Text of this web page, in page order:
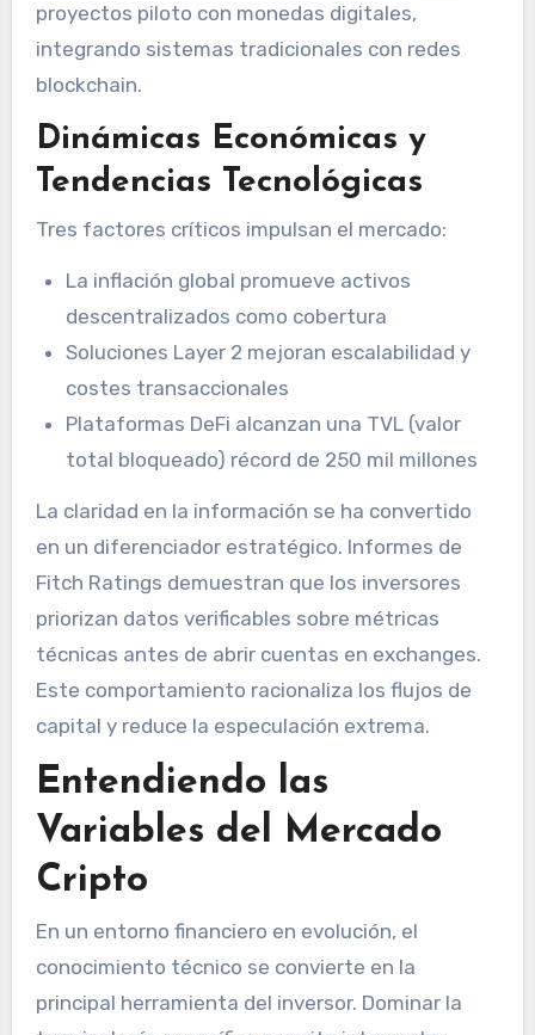
proyectos piloto con monedas digitales,
integrando sistemas tradicionales con redes
blockchain.
Dinámicas Económicas y
Tendencias Tecnológicas
Tres factores críticos impulsan el mercado:
La inflación global promueve activos
descentralizados como cobertura
Soluciones Layer 2 mejoran escalabilidad y
costes transaccionales
Plataformas DeFi alcanzan una TVL (valor
total bloqueado) récord de 250 mil millones
La claridad en la información se ha convertido
en un diferenciador estratégico. Informes de
Fitch Ratings demuestran que los inversores
priorizan datos verificables sobre métricas
técnicas antes de abrir cuentas en exchanges.
Este comportamiento racionaliza los flujos de
capital y reduce la especulación extrema.
Entendiendo las
Variables del Mercado
Cripto
En un entorno financiero en evolución, el
conocimiento técnico se convierte en la
principal herramienta del inversor. Dominar la